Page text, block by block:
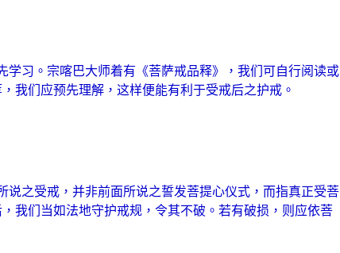
学习。宗喀巴大师着有《菩萨戒品释》，我们可自行阅读或
我们应预先理解，这样便能有利于受戒后之护戒。
说之受戒，并非前面所说之誓发菩提心仪式，而指真正受菩
我们当如法地守护戒规，令其不破。若有破损，则应依菩